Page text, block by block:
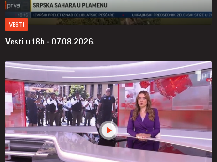
VESTI
Vesti u 18h - 07.08.2026.